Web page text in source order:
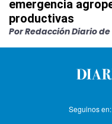
emergencia
productivas
Por Redacción Diario
Seguinos en: